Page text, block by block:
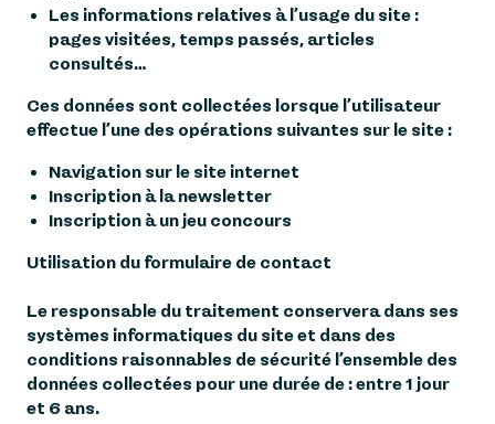
Les informations relatives à l’usage du site :
pages visitées, temps passés, articles
consultés…
Ces données sont collectées lorsque l’utilisateur
effectue l’une des opérations suivantes sur le site :
Navigation sur le site internet
Inscription à la newsletter
Inscription à un jeu concours
Utilisation du formulaire de contact
Le responsable du traitement conservera dans ses
systèmes informatiques du site et dans des
conditions raisonnables de sécurité l’ensemble des
données collectées pour une durée de : entre 1 jour
et 6 ans.